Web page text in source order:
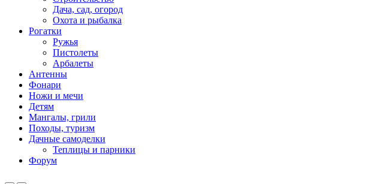
Дача, сад, огород
Охота и рыбалка
Рогатки
Ружья
Пистолеты
Арбалеты
Антенны
Фонари
Ножи и мечи
Детям
Мангалы, грили
Походы, туризм
Дачные самоделки
Теплицы и парники
Форум